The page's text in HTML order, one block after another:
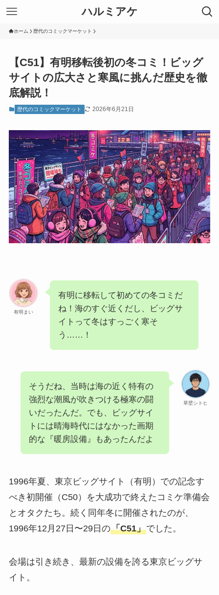
ハルミアケ
ホーム 歴代のコミックマーケット
【C51】有明移転後初の冬コミ！ビッグ
サイトの広大さと寒風に挑んだ歴史を徹
底解説！
歴代のコミックマーケット 2026年6月21日
有明まい
有明に移転して初めての冬コミだ
ね！海のすぐ近くだし、ビッグサ
イトって冬はすっごく寒そ
う……！
草壁シトヒ
そうだね、当時は海の近く特有の
強烈な潮風が吹きつける極寒の闘
いだったんだ。でも、ビッグサイ
トには晴海時代にはなかった画期
的な『暖房設備』もあったんだよ
1996年夏、東京ビッグサイト（有明）での記念す
べき初開催（C50）を大成功で終えたコミケ準備会
とオタクたち。続く同年冬に開催されたのが、
1996年12月27日〜29日の「C51」でした。
会場は引き続き、最新の設備を誇る東京ビッグサ
イト。